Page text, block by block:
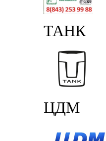
ТАНК
ЦДМ